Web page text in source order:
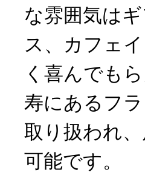
な雰囲気は
ス、カフェ
く喜んでも
寿にあるフ
取り扱われ
可能です。